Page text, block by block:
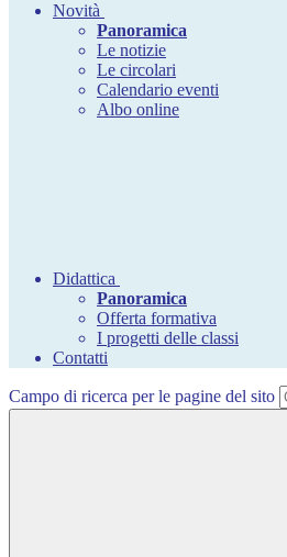
Novità
Panoramica
Le notizie
Le circolari
Calendario eventi
Albo online
Didattica
Panoramica
Offerta formativa
I progetti delle classi
Contatti
Campo di ricerca per le pagine del sito